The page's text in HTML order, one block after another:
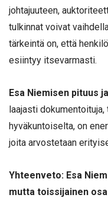
johtajuuteen,
tulkinnat voivat
tärkeintä on, että
esiintyy itsevarmasti.
Esa Niemisen pituus
laajasti
hyväkuntoiselta, on
joita arvostetaan
Yhteenveto: Esa
mutta toissijainen